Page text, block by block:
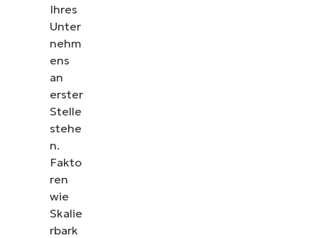
Ihres
Unter
nehm
ens
an
erster
Stelle
stehe
n.
Fakto
ren
wie
Skalie
rbark